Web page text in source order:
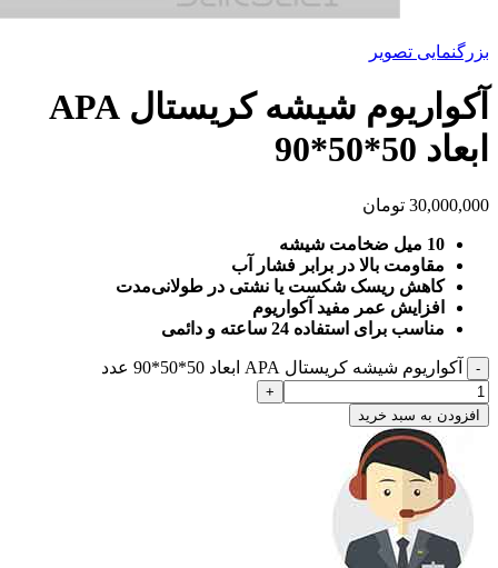
بزرگنمایی تصویر
آکواریوم شیشه کریستال APA
ابعاد 50*50*90
30,000,000 تومان
10 میل ضخامت شیشه
مقاومت بالا در برابر فشار آب
کاهش ریسک شکست یا نشتی در طولانی‌مدت
افزایش عمر مفید آکواریوم
مناسب برای استفاده 24 ساعته و دائمی
آکواریوم شیشه کریستال APA ابعاد 50*50*90 عدد
افزودن به سبد خرید